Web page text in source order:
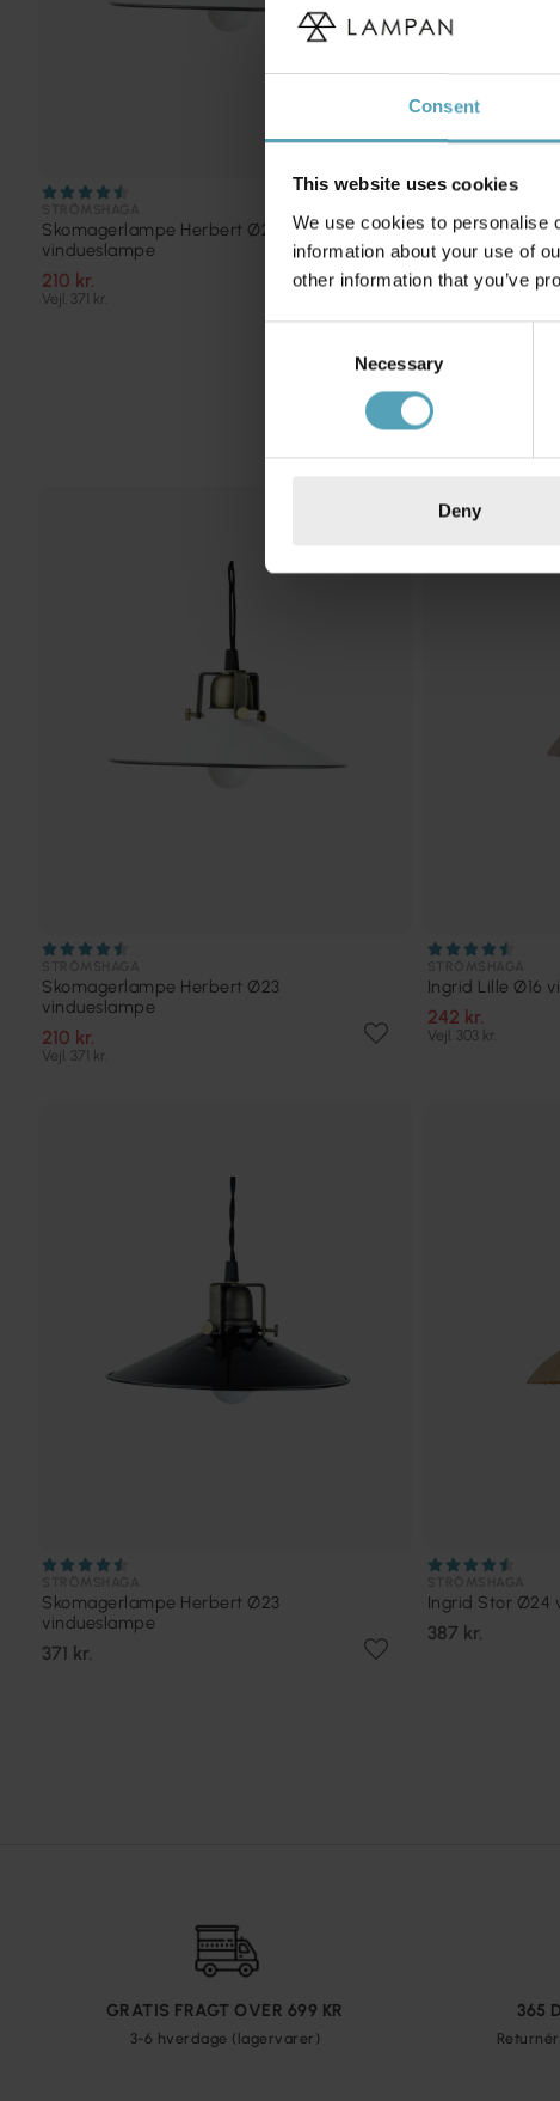
Consent
This website uses cookies
We use cookies to personalise
information about your use of
other information that you’ve
Necessary
Deny
Skomagerlampe Herbert Ø23
vindueslampe
210 kr.
Vejl. 371 kr.
299 kr.
Skomagerlampe Herbert Ø23
vindueslampe
210 kr.
Vejl. 371 kr.
Ingrid Lille Ø16
242 kr.
Vejl. 303 kr.
Skomagerlampe Herbert Ø23
vindueslampe
371 kr.
Ingrid Stor Ø24
387 kr.
GRATIS FRAGT OVER 699 KR
3-6 hverdage (lagervarer)
365